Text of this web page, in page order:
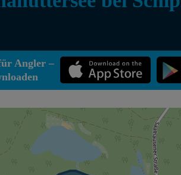
Angler –